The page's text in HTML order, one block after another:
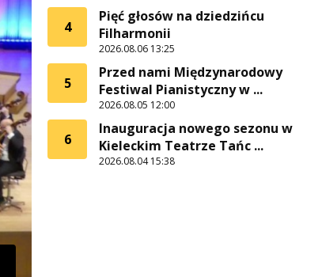
4
Pięć głosów na dziedzińcu
Filharmonii
2026.08.06 13:25
5
Przed nami Międzynarodowy
Festiwal Pianistyczny w ...
2026.08.05 12:00
6
Inauguracja nowego sezonu w
Kieleckim Teatrze Tańc ...
2026.08.04 15:38